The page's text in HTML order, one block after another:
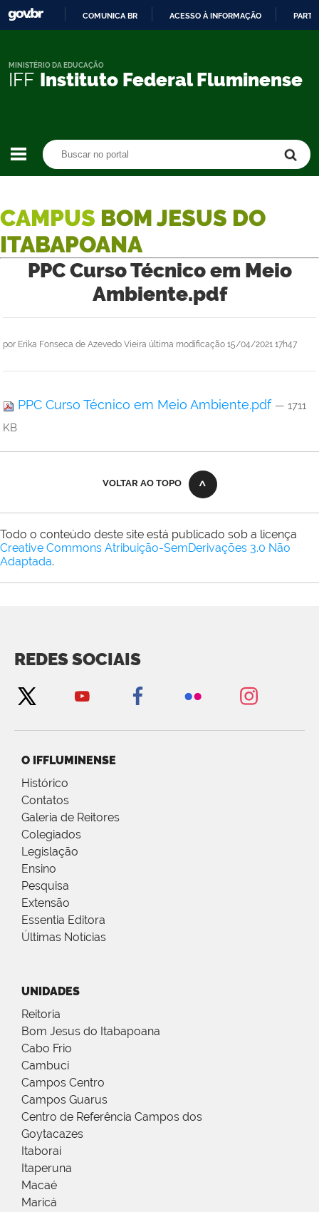
CONTEÚDO
COMUNICA BR ACESSO À INFORMAÇÃO
IFF Instituto Federal Fluminense
MINISTÉRIO DA EDUCAÇÃO
CAMPUS BOM JESUS DO
ITABAPOANA
PPC Curso Técnico em Meio
Ambiente.pdf
por Erika Fonseca de Azevedo Vieira última modificação 15/04/2021 17h47
PPC Curso Técnico em Meio Ambiente.pdf — 1711
KB
VOLTAR AO TOPO
Todo o conteúdo deste site está publicado sob a licença
Creative Commons Atribuição-SemDerivações 3.0 Não
Adaptada.
REDES SOCIAIS
O IFFLUMINENSE
Histórico
Contatos
Galeria de Reitores
Colegiados
Legislação
Ensino
Pesquisa
Extensão
Essentia Editora
Últimas Notícias
UNIDADES
Reitoria
Bom Jesus do Itabapoana
Cabo Frio
Cambuci
Campos Centro
Campos Guarus
Centro de Referência Campos dos
Goytacazes
Itaboraí
Itaperuna
Macaé
Maricá